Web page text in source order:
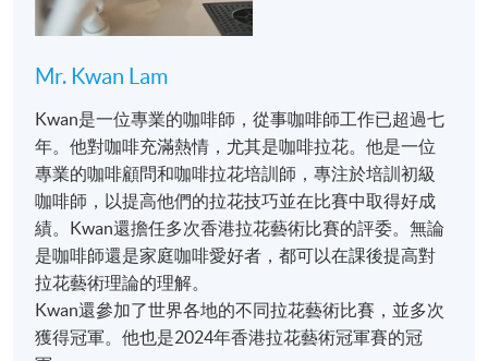
教學語言
報名代碼 2360-1309NW
地點
九龍西分校
F&B Education Hub @ KWC
Mr. Kwan Lam
Kwan是一位專業的咖啡師，從事咖啡師工作已超過七
年。他對咖啡充滿熱情，尤其是咖啡拉花。他是一位
專業的咖啡顧問和咖啡拉花培訓師，專注於培訓初級
咖啡師，以提高他們的拉花技巧並在比賽中取得好成
績。Kwan還擔任多次香港拉花藝術比賽的評委。無論
是咖啡師還是家庭咖啡愛好者，都可以在課後提高對
拉花藝術理論的理解。
Kwan還參加了世界各地的不同拉花藝術比賽，並多次
獲得冠軍。他也是2024年香港拉花藝術冠軍賽的冠